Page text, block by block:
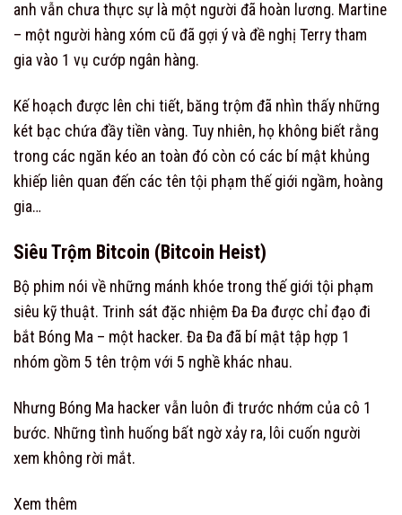
anh vẫn chưa thực sự là một người đã hoàn lương. Martine
– một người hàng xóm cũ đã gợi ý và đề nghị Terry tham
gia vào 1 vụ cướp ngân hàng.
Kế hoạch được lên chi tiết, băng trộm đã nhìn thấy những
két bạc chứa đầy tiền vàng. Tuy nhiên, họ không biết rằng
trong các ngăn kéo an toàn đó còn có các bí mật khủng
khiếp liên quan đến các tên tội phạm thế giới ngầm, hoàng
gia…
Siêu Trộm Bitcoin (Bitcoin Heist)
Bộ phim nói về những mánh khóe trong thế giới tội phạm
siêu kỹ thuật. Trinh sát đặc nhiệm Đa Đa được chỉ đạo đi
bắt Bóng Ma – một hacker. Đa Đa đã bí mật tập hợp 1
nhóm gồm 5 tên trộm với 5 nghề khác nhau.
Nhưng Bóng Ma hacker vẫn luôn đi trước nhớm của cô 1
bước. Những tình huống bất ngờ xảy ra, lôi cuốn người
xem không rời mắt.
Xem thêm